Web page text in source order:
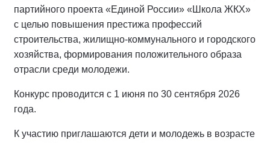
партийного проекта «Единой России» «Школа ЖКХ»
с целью повышения престижа профессий
строительства, жилищно-коммунального и городского
хозяйства, формирования положительного образа
отрасли среди молодежи.
Конкурс проводится с 1 июня по 30 сентября 2026
года.
К участию приглашаются дети и молодежь в возрасте